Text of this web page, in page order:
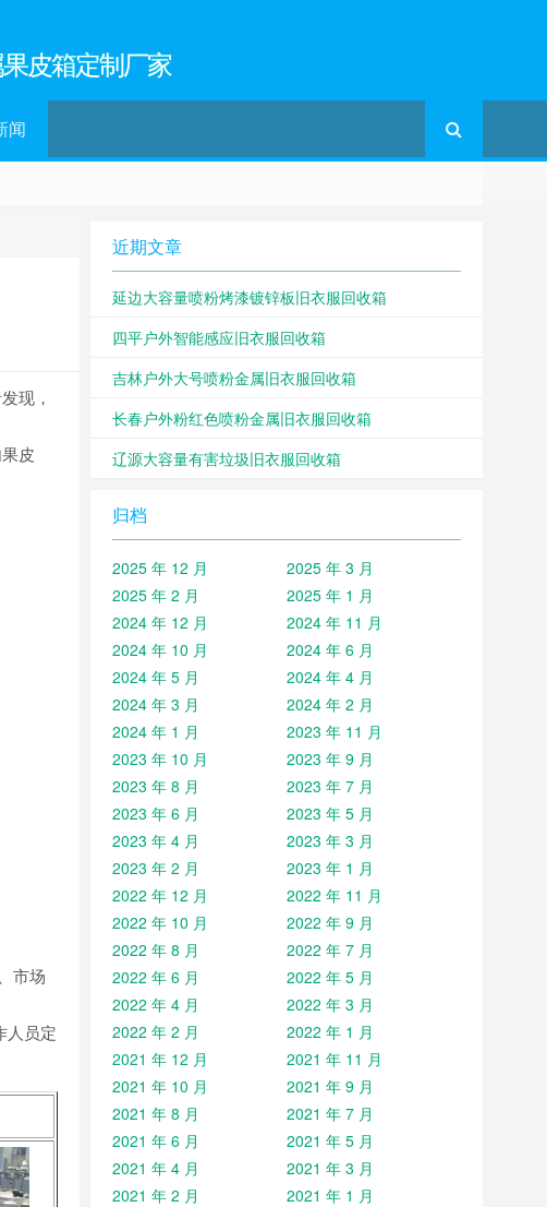
皮箱定制厂家
闻
现，
皮
市场
人员定
近期文章
延边大容量喷粉烤漆镀锌板旧衣服回收箱
四平户外智能感应旧衣服回收箱
吉林户外大号喷粉金属旧衣服回收箱
长春户外粉红色喷粉金属旧衣服回收箱
辽源大容量有害垃圾旧衣服回收箱
归档
2025 年 12 月
2025 年 3 月
2025 年 2 月
2025 年 1 月
2024 年 12 月
2024 年 11 月
2024 年 10 月
2024 年 6 月
2024 年 5 月
2024 年 4 月
2024 年 3 月
2024 年 2 月
2024 年 1 月
2023 年 11 月
2023 年 10 月
2023 年 9 月
2023 年 8 月
2023 年 7 月
2023 年 6 月
2023 年 5 月
2023 年 4 月
2023 年 3 月
2023 年 2 月
2023 年 1 月
2022 年 12 月
2022 年 11 月
2022 年 10 月
2022 年 9 月
2022 年 8 月
2022 年 7 月
2022 年 6 月
2022 年 5 月
2022 年 4 月
2022 年 3 月
2022 年 2 月
2022 年 1 月
2021 年 12 月
2021 年 11 月
2021 年 10 月
2021 年 9 月
2021 年 8 月
2021 年 7 月
2021 年 6 月
2021 年 5 月
2021 年 4 月
2021 年 3 月
2021 年 2 月
2021 年 1 月